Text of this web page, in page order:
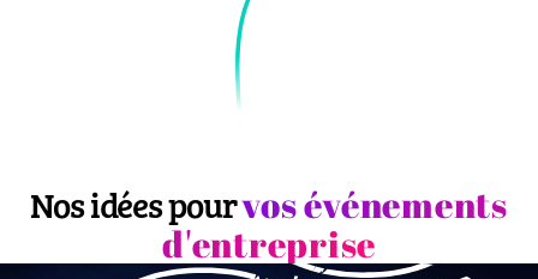
Nos idées pourvos événements
d'entreprise